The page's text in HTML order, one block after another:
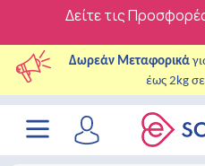
Δείτε τις
Δωρεάν Μεταφορικά
έως 2kg